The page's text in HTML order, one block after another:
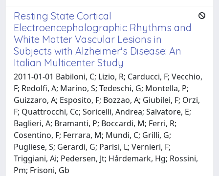
Resting State Cortical
Electroencephalographic Rhythms and
White Matter Vascular Lesions in
Subjects with Alzheimer's Disease: An
Italian Multicenter Study
2011-01-01 Babiloni, C; Lizio, R; Carducci, F; Vecchio,
F; Redolfi, A; Marino, S; Tedeschi, G; Montella, P;
Guizzaro, A; Esposito, F; Bozzao, A; Giubilei, F; Orzi,
F; Quattrocchi, Cc; Soricelli, Andrea; Salvatore, E;
Baglieri, A; Bramanti, P; Boccardi, M; Ferri, R;
Cosentino, F; Ferrara, M; Mundi, C; Grilli, G;
Pugliese, S; Gerardi, G; Parisi, L; Vernieri, F;
Triggiani, Ai; Pedersen, Jt; Hårdemark, Hg; Rossini,
Pm; Frisoni, Gb